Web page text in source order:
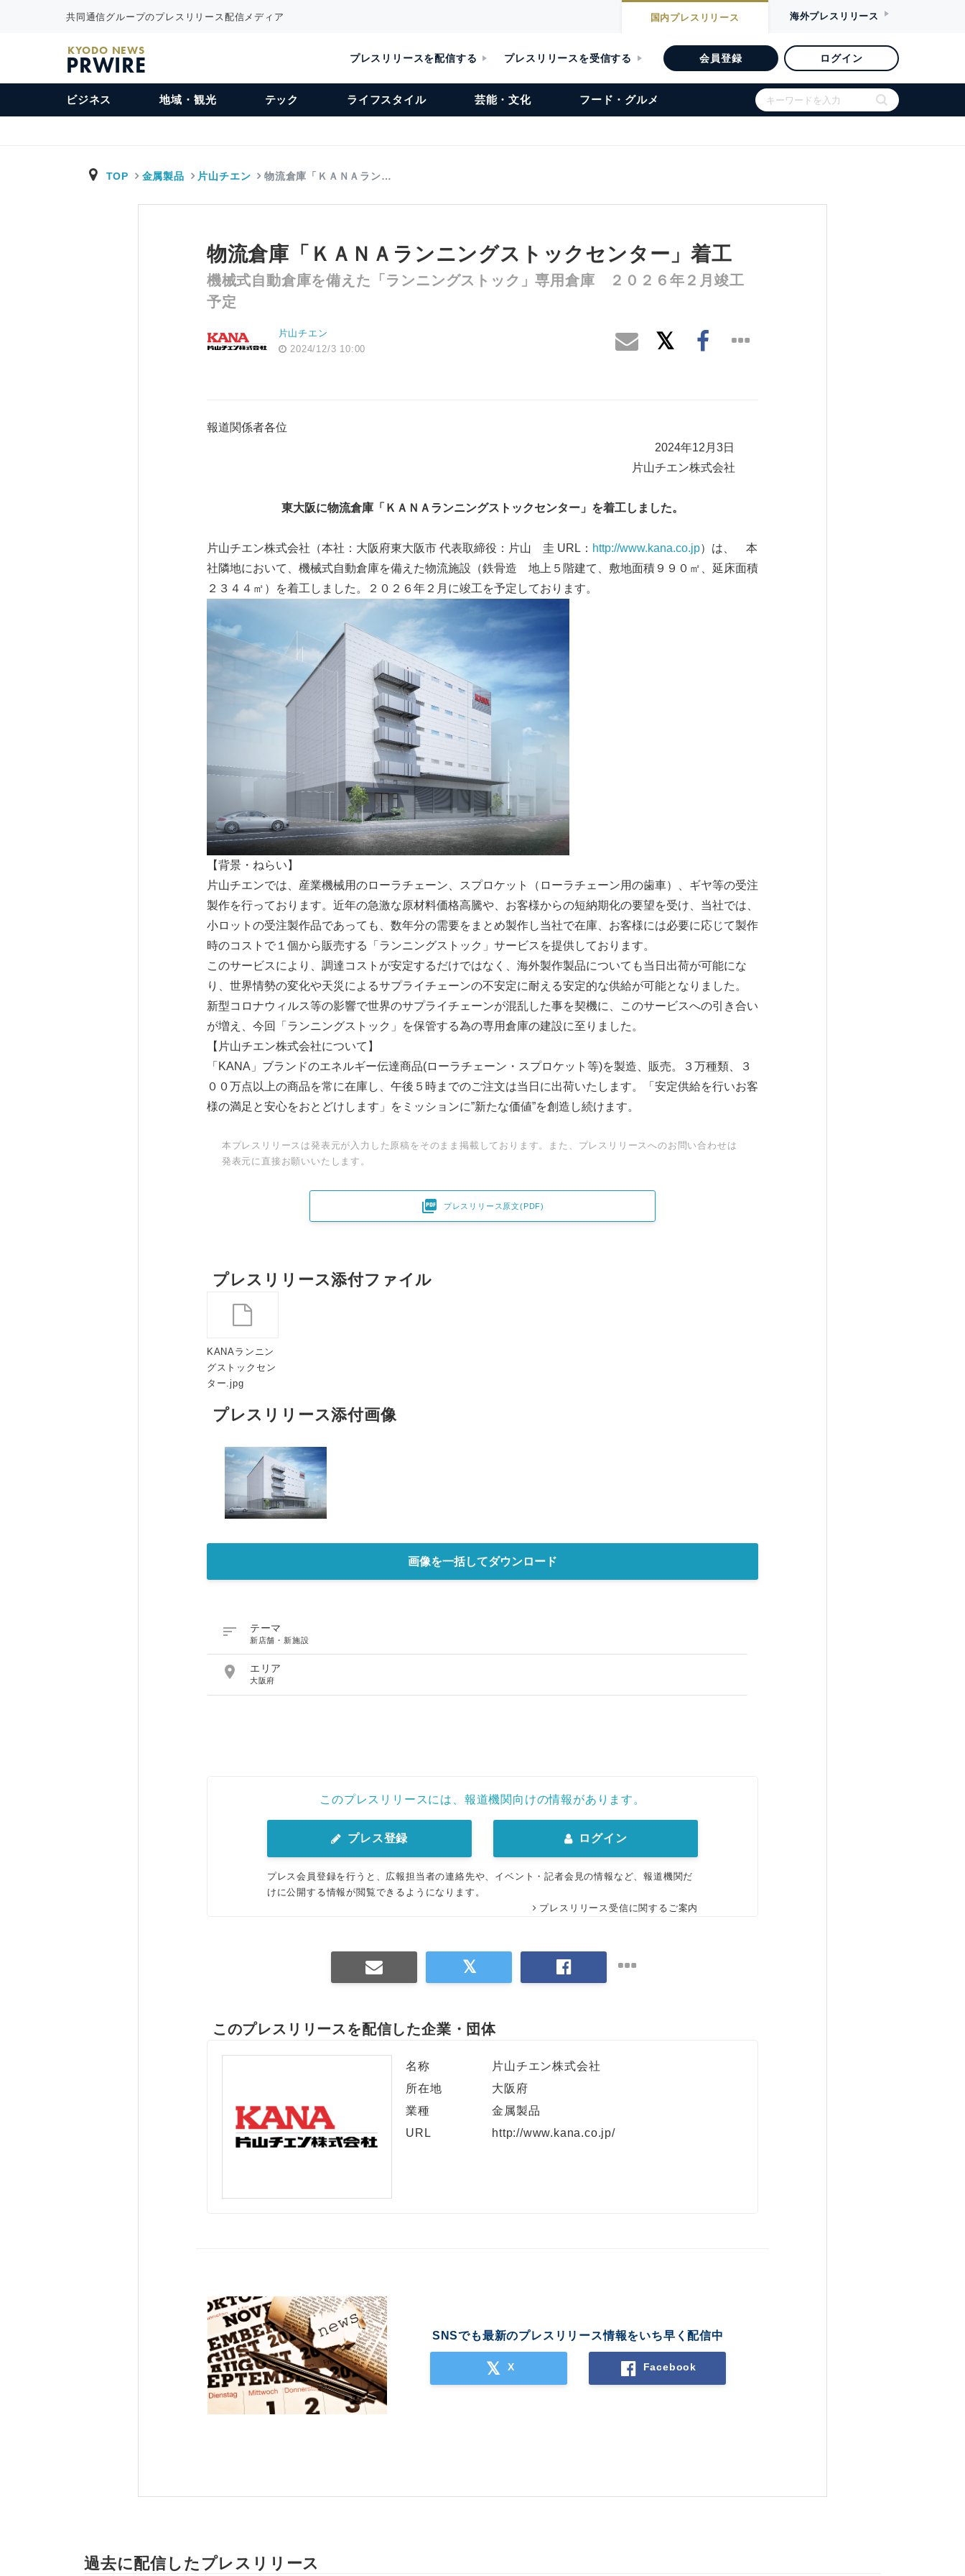
共同通信グループのプレスリリース配信メディア 国内プレスリリース 海外プレスリリース
KYODO NEWS
PRWIRE プレスリリースを配信する プレスリリースを受信する 会員登録 ログイン
ビジネス 地域・観光 テック ライフスタイル 芸能・文化 フード・グルメ
TOP 金属製品 片山チエン 物流倉庫「ＫＡＮＡラン…
物流倉庫「ＫＡＮＡランニングストックセンター」着工
機械式自動倉庫を備えた「ランニングストック」専用倉庫 ２０２６年２月竣工
予定
片山チエン
2024/12/3 10:00
報道関係者各位
2024年12月3日
片山チエン株式会社
東大阪に物流倉庫「ＫＡＮＡランニングストックセンター」を着工しました。
片山チエン株式会社（本社：大阪府東大阪市 代表取締役：片山 圭 URL： http://www.kana.co.jp）は、 本
社隣地において、機械式自動倉庫を備えた物流施設（鉄骨造 地上５階建て、敷地面積９９０㎡、延床面積
２３４４㎡）を着工しました。２０２６年２月に竣工を予定しております。
【背景・ねらい】
片山チエンでは、産業機械用のローラチェーン、スプロケット（ローラチェーン用の歯車）、ギヤ等の受注
製作を行っております。近年の急激な原材料価格高騰や、お客様からの短納期化の要望を受け、当社では、
小ロットの受注製作品であっても、数年分の需要をまとめ製作し当社で在庫、お客様には必要に応じて製作
時のコストで１個から販売する「ランニングストック」サービスを提供しております。
このサービスにより、調達コストが安定するだけではなく、海外製作製品についても当日出荷が可能にな
り、世界情勢の変化や天災によるサプライチェーンの不安定に耐える安定的な供給が可能となりました。
新型コロナウィルス等の影響で世界のサプライチェーンが混乱した事を契機に、このサービスへの引き合い
が増え、今回「ランニングストック」を保管する為の専用倉庫の建設に至りました。
【片山チエン株式会社について】
「KANA」ブランドのエネルギー伝達商品(ローラチェーン・スプロケット等)を製造、販売。３万種類、３
００万点以上の商品を常に在庫し、午後５時までのご注文は当日に出荷いたします。「安定供給を行いお客
様の満足と安心をおとどけします」をミッションに”新たな価値”を創造し続けます。
本プレスリリースは発表元が入力した原稿をそのまま掲載しております。また、プレスリリースへのお問い合わせは
発表元に直接お願いいたします。
 プレスリリース原文(PDF)
プレスリリース添付ファイル
KANAランニン
グストックセン
ター.jpg
プレスリリース添付画像
画像を一括してダウンロード
 テーマ
新店舗・新施設
 エリア
大阪府
このプレスリリースには、報道機関向けの情報があります。
プレス登録 ログイン
プレス会員登録を行うと、広報担当者の連絡先や、イベント・記者会見の情報など、報道機関だ
けに公開する情報が閲覧できるようになります。
プレスリリース受信に関するご案内
このプレスリリースを配信した企業・団体
名称
片山チエン株式会社
所在地
大阪府
業種
金属製品
URL
http://www.kana.co.jp/
SNSでも最新のプレスリリース情報をいち早く配信中
X Facebook
過去に配信したプレスリリース